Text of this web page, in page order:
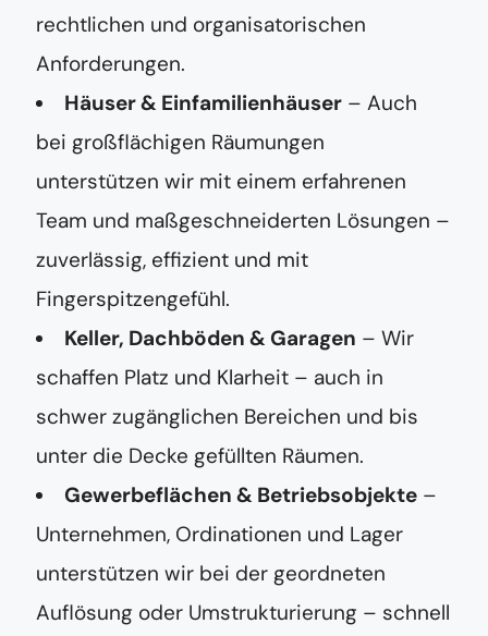
rechtlichen und organisatorischen
Anforderungen.
Häuser & Einfamilienhäuser – Auch
bei großflächigen Räumungen
unterstützen wir mit einem erfahrenen
Team und maßgeschneiderten Lösungen –
zuverlässig, effizient und mit
Fingerspitzengefühl.
Keller, Dachböden & Garagen – Wir
schaffen Platz und Klarheit – auch in
schwer zugänglichen Bereichen und bis
unter die Decke gefüllten Räumen.
Gewerbeflächen & Betriebsobjekte –
Unternehmen, Ordinationen und Lager
unterstützen wir bei der geordneten
Auflösung oder Umstrukturierung – schnell